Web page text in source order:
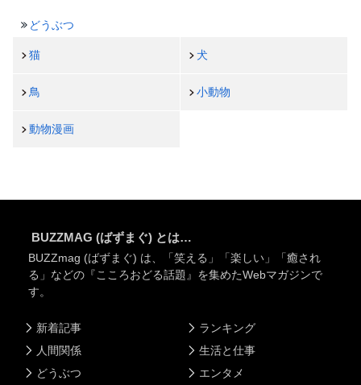
どうぶつ
猫 犬
鳥 小動物
動物漫画
BUZZMAG (ばずまぐ) とは…
BUZZmag (ばずまぐ) は、「笑える」「楽しい」「癒され
る」などの『こころおどる話題』を集めたWebマガジンで
す。
新着記事
人間関係
どうぶつ
ランキング
生活と仕事
エンタメ